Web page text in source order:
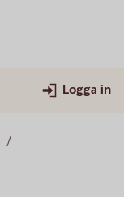
Logga in